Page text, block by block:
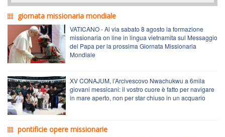
giornata missionaria mondiale
VATICANO - Al via sabato 8 agosto la formazione
missionaria on line in lingua vietnamita sul Messaggio
del Papa per la prossima Giornata Missionaria
Mondiale
XV CONAJUM, l’Arcivescovo Nwachukwu a 6mila
giovani messicani: il vostro cuore è fatto per navigare
in mare aperto, non per star chiuso in un acquario
pontificie opere missionarie